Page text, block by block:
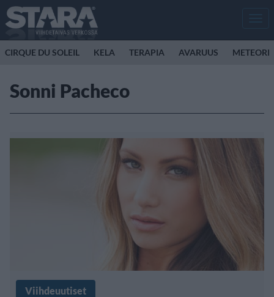
CIRQUE DU SOLEIL KELA TERAPIA AVARUUS METEORI
Sonni Pacheco
Viihdeuutiset